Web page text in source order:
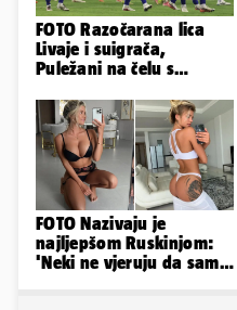
FOTO Razočarana lica
Livaje i suigrača,
Puležani na čelu s
Poljuda
FOTO Nazivaju je
najljepšom Ruskinjom:
'Neki ne vjeruju da sam